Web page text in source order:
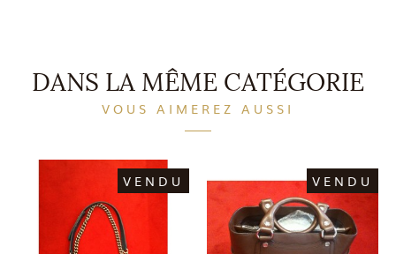
DANS LA MÊME CATÉGORIE
VOUS AIMEREZ AUSSI
VENDU VENDU